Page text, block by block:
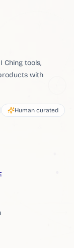
Ching tools,
with
Human curated